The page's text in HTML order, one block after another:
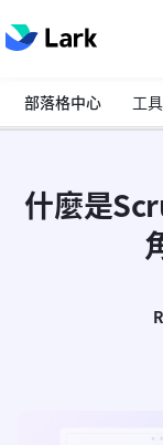
部落格中心 工
什麼是